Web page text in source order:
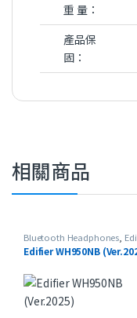
重 量：
產品保
固：
相關商品
Bluetooth Headphones
HeadSet,On-Ear
新產品,本週精選
Edifier WH950NB